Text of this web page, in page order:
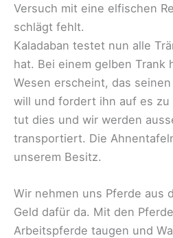
Versuch mit eine elfischen
schlägt fehlt.
Kaladaban testet nun alle
hat. Bei einem gelben Trank
Wesen erscheint, das
will und fordert ihn auf es zu
tut dies und wir werden
transportiert. Die
unserem Besitz.
Wir nehmen uns Pferde aus
Geld dafür da. Mit den
Arbeitspferde taugen und